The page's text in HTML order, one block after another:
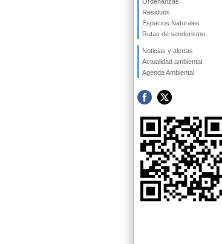
Residuos
Espacios Naturales
Rutas de senderismo
Noticias y alertas
Actualidad ambiental
Agenda Ambiental